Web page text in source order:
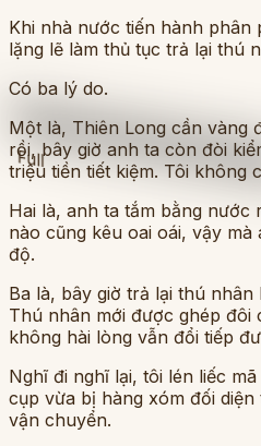
Full
Khi nhà nước tiến hành phân
lặng lẽ làm thủ tục trả lại thú
Có ba lý do.
Một là, Thiên Long cần vàng
rồi, bây giờ anh ta còn đòi
triệu tiền tiết kiệm. Tôi không
Hai là, anh ta tắm bằng nước
nào cũng kêu oai oái, vậy
độ.
Ba là, bây giờ trả lại thú
Thú nhân mới được ghép đôi
không hài lòng vẫn đổi tiếp
Nghĩ đi nghĩ lại, tôi lén liếc
cụp vừa bị hàng xóm đối
vận chuyển.